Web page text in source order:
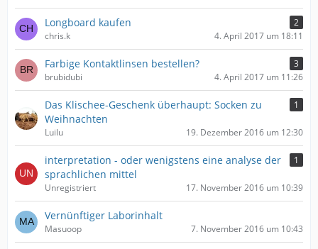
Longboard kaufen
2
chris.k
4. April 2017 um 18:11
Farbige Kontaktlinsen bestellen?
3
brubidubi
4. April 2017 um 11:26
Das Klischee-Geschenk überhaupt: Socken zu
Weihnachten
1
Luilu 19. Dezember 2016 um 12:30
interpretation - oder wenigstens eine analyse der
sprachlichen mittel
1
Unregistriert 17. November 2016 um 10:39
Vernünftiger Laborinhalt
Masuoop 7. November 2016 um 10:43